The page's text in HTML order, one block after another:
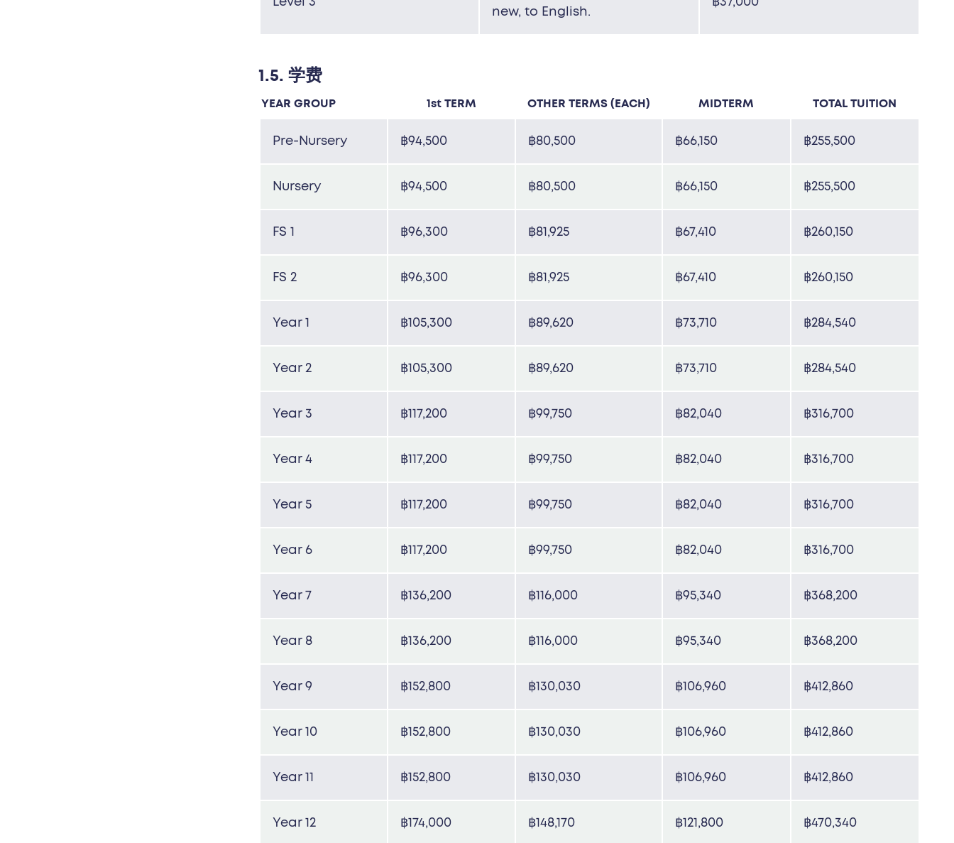
new, to English.
1.5. 学费
YEAR GROUP 1st TERM OTHER TERMS (EACH) MIDTERM TOTAL TUITION
Pre-Nursery ฿94,500 ฿80,500 ฿66,150 ฿255,500
Nursery ฿94,500 ฿80,500 ฿66,150 ฿255,500
FS 1 ฿96,300 ฿81,925 ฿67,410 ฿260,150
FS 2 ฿96,300 ฿81,925 ฿67,410 ฿260,150
Year 1 ฿105,300 ฿89,620 ฿73,710 ฿284,540
Year 2 ฿105,300 ฿89,620 ฿73,710 ฿284,540
Year 3 ฿117,200 ฿99,750 ฿82,040 ฿316,700
Year 4 ฿117,200 ฿99,750 ฿82,040 ฿316,700
Year 5 ฿117,200 ฿99,750 ฿82,040 ฿316,700
Year 6 ฿117,200 ฿99,750 ฿82,040 ฿316,700
Year 7 ฿136,200 ฿116,000 ฿95,340 ฿368,200
Year 8 ฿136,200 ฿116,000 ฿95,340 ฿368,200
Year 9 ฿152,800 ฿130,030 ฿106,960 ฿412,860
Year 10 ฿152,800 ฿130,030 ฿106,960 ฿412,860
Year 11 ฿152,800 ฿130,030 ฿106,960 ฿412,860
Year 12 ฿174,000 ฿148,170 ฿121,800 ฿470,340